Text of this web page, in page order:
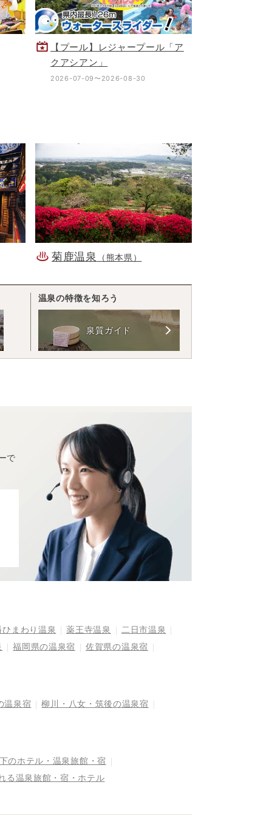
【プール】レジャープール「ア
クアシアン」
2026-07-09〜2026-08-30
菊鹿温泉 （熊本県）
温泉の特徴を知ろう
泉質ガイド
で
ひまわり温泉 薬王寺温泉
二日市温泉
福岡県の温泉宿 佐賀県の温泉宿
温泉宿 柳川・八女・筑後の温泉宿
のホテル・温泉旅館・宿
る温泉旅館・宿・ホテル